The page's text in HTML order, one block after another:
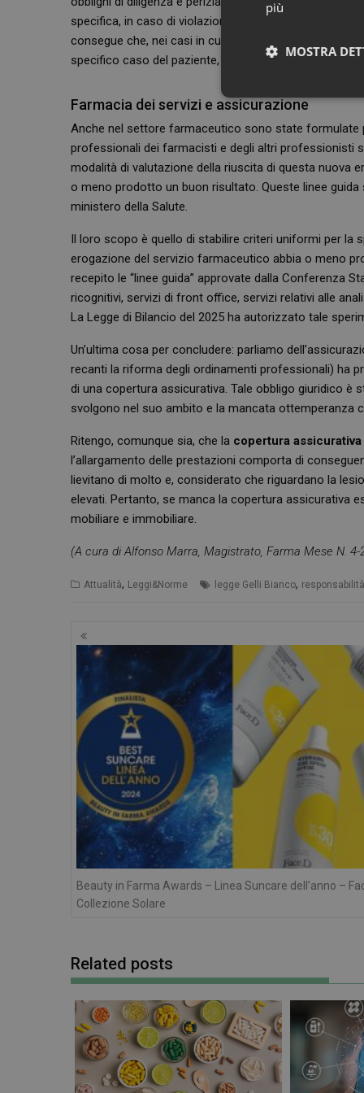
specifica, in caso di violazione rimproverabile, data la
consegue che, nei casi in cui le raccomandazioni non
specifico caso del paziente, l’esercente la
Farmacia dei servizi e assicurazione
Anche nel settore farmaceutico sono state formulate
professionali dei farmacisti e degli altri professionisti
modalità di valutazione della riuscita di questa nuova
o meno prodotto un buon risultato. Queste linee
ministero della Salute.
Il loro scopo è quello di stabilire criteri uniformi per la
erogazione del servizio farmaceutico abbia o meno
recepito le “linee guida” approvate dalla Conferenza
ricognitivi, servizi di front office, servizi relativi alle
La Legge di Bilancio del 2025 ha autorizzato tale
Un’ultima cosa per concludere: parliamo
recanti la riforma degli ordinamenti professionali) ha
di una copertura assicurativa. Tale obbligo giuridico
svolgono nel suo ambito e la mancata ottemperanza
Ritengo, comunque sia, che la copertura
l’allargamento delle prestazioni comporta di
lievitano di molto e, considerato che riguardano la
elevati. Pertanto, se manca la copertura assicurativa
mobiliare e immobiliare.
(A cura di Alfonso Marra, Magistrato, Farma Mese N.
Attualità, Leggi&Norme legge Gelli Bianco,
Navigazione
articoli
Beauty in Farma Awards – Linea Suncare dell’anno –
Collezione Solare
Related posts
più
MOSTRA
I cookie necessari
e l'accesso alle aree
PHPSESSID
_ga_RV9MB13F2Q
_ga
NOME
NOME
__Secure-
__Secure-YNID